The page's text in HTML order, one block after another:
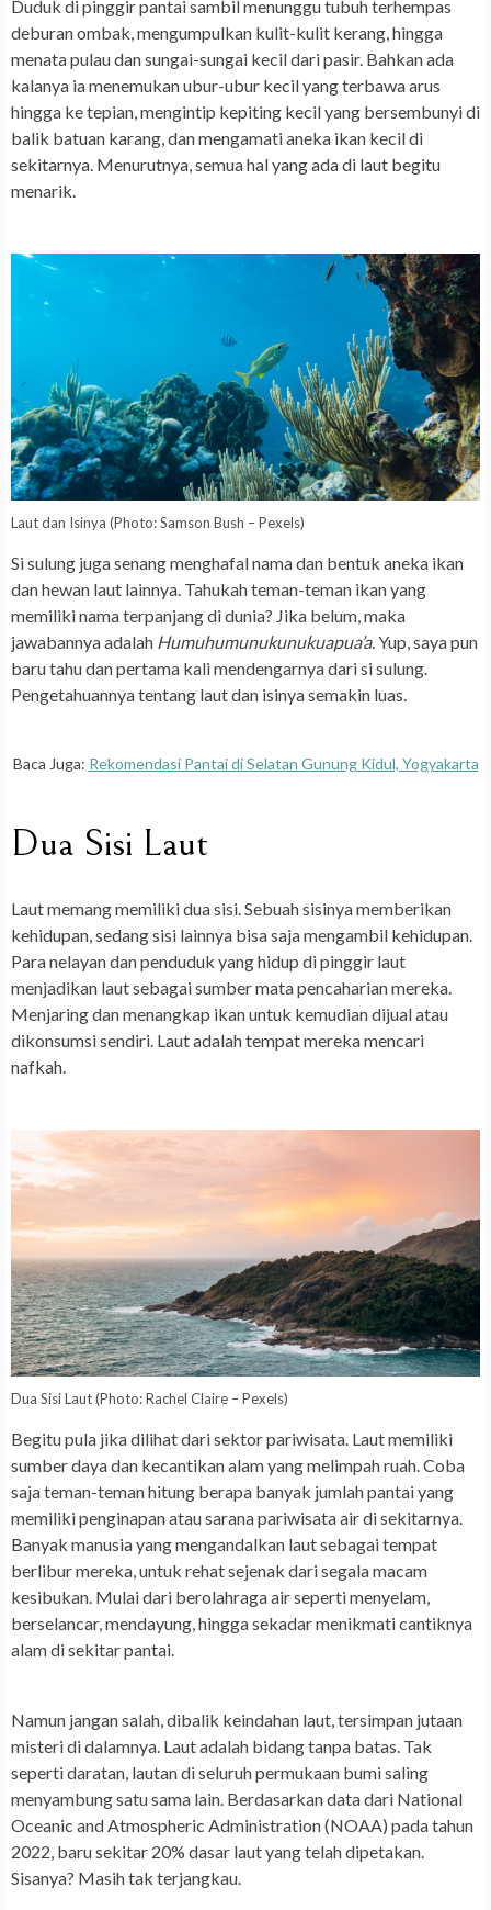
Duduk di pinggir pantai sambil menunggu tubuh terhempas
deburan ombak, mengumpulkan kulit-kulit kerang, hingga
menata pulau dan sungai-sungai kecil dari pasir. Bahkan ada
kalanya ia menemukan ubur-ubur kecil yang terbawa arus
hingga ke tepian, mengintip kepiting kecil yang bersembunyi di
balik batuan karang, dan mengamati aneka ikan kecil di
sekitarnya. Menurutnya, semua hal yang ada di laut begitu
menarik.
Laut dan Isinya (Photo: Samson Bush – Pexels)
Si sulung juga senang menghafal nama dan bentuk aneka ikan
dan hewan laut lainnya. Tahukah teman-teman ikan yang
memiliki nama terpanjang di dunia? Jika belum, maka
jawabannya adalah Humuhumunukunukuapua’a. Yup, saya pun
baru tahu dan pertama kali mendengarnya dari si sulung.
Pengetahuannya tentang laut dan isinya semakin luas.
Baca Juga: Rekomendasi Pantai di Selatan Gunung Kidul, Yogyakarta
Dua Sisi Laut
Laut memang memiliki dua sisi. Sebuah sisinya memberikan
kehidupan, sedang sisi lainnya bisa saja mengambil kehidupan.
Para nelayan dan penduduk yang hidup di pinggir laut
menjadikan laut sebagai sumber mata pencaharian mereka.
Menjaring dan menangkap ikan untuk kemudian dijual atau
dikonsumsi sendiri. Laut adalah tempat mereka mencari
nafkah.
Dua Sisi Laut (Photo: Rachel Claire – Pexels)
Begitu pula jika dilihat dari sektor pariwisata. Laut memiliki
sumber daya dan kecantikan alam yang melimpah ruah. Coba
saja teman-teman hitung berapa banyak jumlah pantai yang
memiliki penginapan atau sarana pariwisata air di sekitarnya.
Banyak manusia yang mengandalkan laut sebagai tempat
berlibur mereka, untuk rehat sejenak dari segala macam
kesibukan. Mulai dari berolahraga air seperti menyelam,
berselancar, mendayung, hingga sekadar menikmati cantiknya
alam di sekitar pantai.
Namun jangan salah, dibalik keindahan laut, tersimpan jutaan
misteri di dalamnya. Laut adalah bidang tanpa batas. Tak
seperti daratan, lautan di seluruh permukaan bumi saling
menyambung satu sama lain. Berdasarkan data dari National
Oceanic and Atmospheric Administration (NOAA) pada tahun
2022, baru sekitar 20% dasar laut yang telah dipetakan.
Sisanya? Masih tak terjangkau.